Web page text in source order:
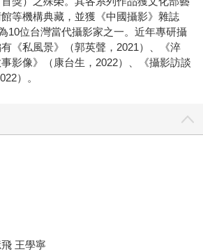
等機構典藏，並獲《中國攝影》雜誌
10位台灣當代攝影家之一。近年專研攝
《私風景》（郭英聲，2021）、《淬
影像》（康台生，2022）、《攝影訪談
）。
王學寧